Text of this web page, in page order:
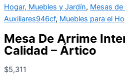
Hogar, Muebles y Jardín, Mesas
Auxiliares946cf, Muebles para el
Mesa De Arrime
Calidad – Ártico
$5,311